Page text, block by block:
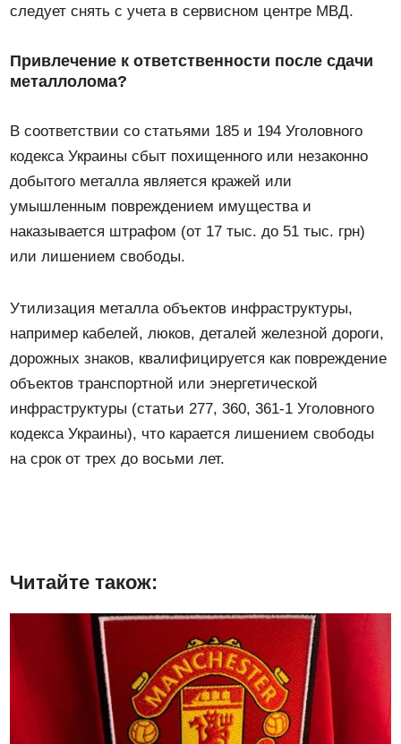
следует снять с учета в сервисном центре МВД.
Привлечение к ответственности после сдачи
металлолома?
В соответствии со статьями 185 и 194 Уголовного
кодекса Украины сбыт похищенного или незаконно
добытого металла является кражей или
умышленным повреждением имущества и
наказывается штрафом (от 17 тыс. до 51 тыс. грн)
или лишением свободы.
Утилизация металла объектов инфраструктуры,
например кабелей, люков, деталей железной дороги,
дорожных знаков, квалифицируется как повреждение
объектов транспортной или энергетической
инфраструктуры (статьи 277, 360, 361-1 Уголовного
кодекса Украины), что карается лишением свободы
на срок от трех до восьми лет.
Читайте також: